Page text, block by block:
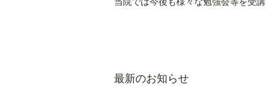
最新のお知らせ